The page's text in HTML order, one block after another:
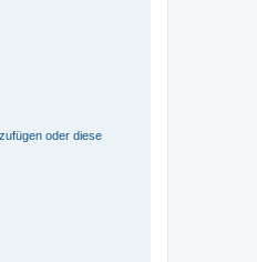
oder diese